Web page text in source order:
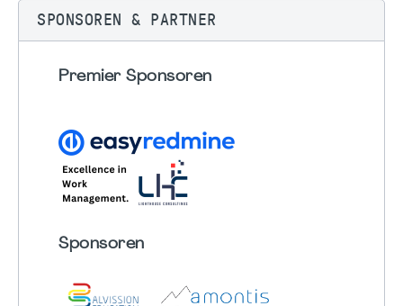
SPONSOREN & PARTNER
Premier Sponsoren
Sponsoren